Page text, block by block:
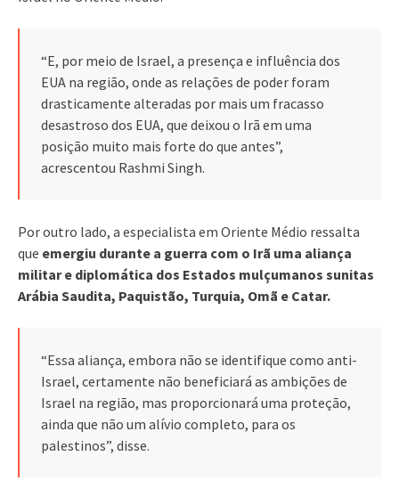
“E, por meio de Israel, a presença e influência dos
EUA na região, onde as relações de poder foram
drasticamente alteradas por mais um fracasso
desastroso dos EUA, que deixou o Irã em uma
posição muito mais forte do que antes”,
acrescentou Rashmi Singh.
Por outro lado, a especialista em Oriente Médio ressalta
que emergiu durante a guerra com o Irã uma aliança
militar e diplomática dos Estados mulçumanos sunitas
Arábia Saudita, Paquistão, Turquia, Omã e Catar.
“Essa aliança, embora não se identifique como anti-
Israel, certamente não beneficiará as ambições de
Israel na região, mas proporcionará uma proteção,
ainda que não um alívio completo, para os
palestinos”, disse.